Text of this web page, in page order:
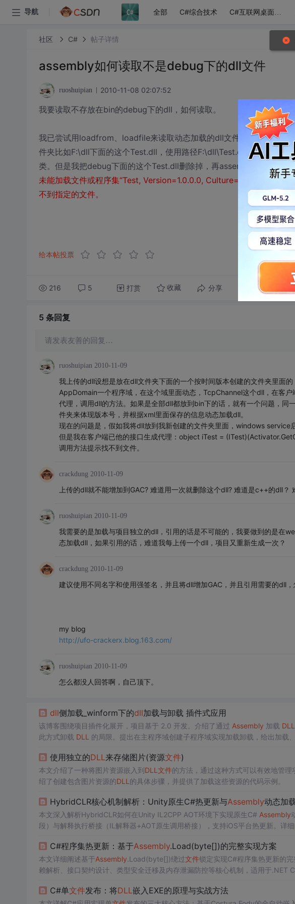
导航 全部 C#综合技术 C#互联网桌面应用
社区 C# 帖子详情
assembly如何读取不是debug下的dll文件
ruoshuipian 2010-11-08 02:07:52
我要读取不存放在bin的debug下的dll，如何读取。
我已尝试用loadfrom、loadfile来读取动态加载的dll文件，假如我的
件夹比如F:\dll下面的这个Test.dll，使用路径F:\dll\Test.dll调用，在客
类。但是我把debug下面的这个Test.dll删除掉，再
未能加载文件或程序集“Test, Version=1.0.0.0, Culture=neutral,
不到指定的文件。
给本帖投票
216 5 打赏 收藏 分享 转发到动态
5 条回复
请发表友善的回复…
ruoshuipian 2010-11-09
我上传的dll设想是放在dll文件夹下面的一个按时间版本创建的文件夹里面
AppDomain一个程序域，在这个域里面动态，TcpChannel这个dll，在客
代理，调用dll的方法。如果是全部dll都放到bin下的话，就有一个问题，同
件夹来体现版本号，并根据xml里面保存的信息动态加载dll。
现在的问题是，假如我将dll放到我新创建的文件夹里面，windows service
但是我在客户端已他的接口生成代理：object iTest =
调用方法提示找不到文件。
crackdung 2010-11-09
上传的dll就不能增加到GAC? 难道用一次就删除这个dll? 难道是c++的dll？
ruoshuipian 2010-11-09
我需要的是加载与项目独立的dll，引用的话是不可能的，我要做到的是在
态加载dll，如果引用的话，难道我每上传一个dll，项目又重新生成一次？
crackdung 2010-11-09
建议使用不同名字和使用强签名，并且将dll增加GAC，并且引用需要的dll，
my blog
http://ufo-crackerx.blog.163.com/
ruoshuipian 2010-11-09
怎么都没人回答啊，自己顶下。
dll侧加载_winform下的dll加载与卸载 插件式应用
该博客围绕项目插件化展开，项目基于 2.0 开发。介绍了通过 Assembly 加载 DLL
此方式卸载 DLL 的局限。提出在主程序域创建子程序域实现加载卸载，给出加载
使用独立的DLL来存储图片(资源文件)
本文介绍了一种将图片资源嵌入到DLL 文件的方法，通过这种方式可以有效地管理
绍了创建包含图片资源的DLL 的具体步骤，并提供了加载这些资源的代码示例。
HybridCLR核心机制解析：Unity原生C#热更新与Assembly动态加
本文深入解析HybridCLR如何在Unity IL2CPP AOT环境下实现原生C# Assembly
段）与解释执行桥接（IL解释器+AOT原生调用桥接），支持iOS平台热更新。详
C#程序集热更新：基于Assembly.Load(byte[])的完整实现方案
本文详细阐述基于Assembly .Load(byte[])绕过文件锁定实现C#程序集热更新的
赖解析、接口契约设计、类型安全迁移及内存泄漏防控等核心机制，适用于
C#单文件发布：将DLL嵌入EXE的原理与实战方法